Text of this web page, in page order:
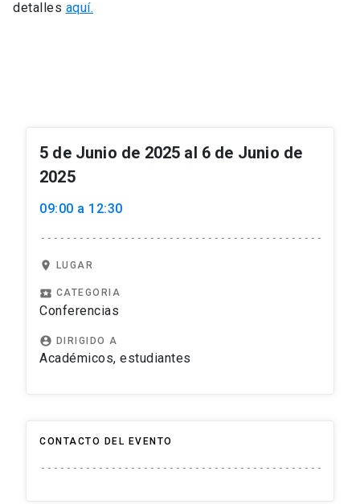
detalles aquí.
5 de Junio de 2025 al 6 de Junio de
2025
09:00 a 12:30
location_on LUGAR
local_play CATEGORIA
Conferencias
account_circle DIRIGIDO A
Académicos, estudiantes
CONTACTO DEL EVENTO